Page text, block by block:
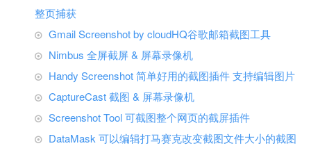
整页捕获
Gmail Screenshot by cloudHQ谷歌邮箱截图工具
Nimbus 全屏截屏 & 屏幕录像机
Handy Screenshot 简单好用的截图插件 支持编辑图片
CaptureCast 截图 & 屏幕录像机
Screenshot Tool 可截图整个网页的截屏插件
DataMask 可以编辑打马赛克改变截图文件大小的截图